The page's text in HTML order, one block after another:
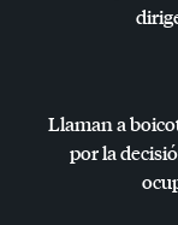
Llaman a
por la